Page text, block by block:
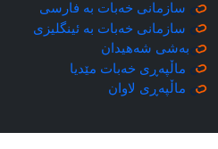
سازمانی خه‌بات به فارسی
سازمانی خه‌بات به ئینگلیزی
به‌شی شه‌هیدان
ماڵپه‌ڕی خه‌بات مێدیا
ماڵپه‌ڕی لاوان